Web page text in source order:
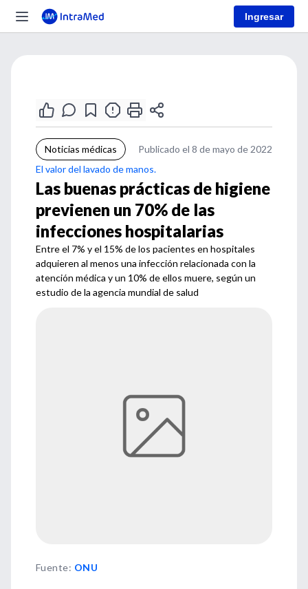
Ingresar
Noticias médicas
Publicado el 8 de mayo de 2022
El valor del lavado de manos.
Las buenas prácticas de higiene
previenen un 70% de las
infecciones hospitalarias
Entre el 7% y el 15% de los pacientes en hospitales
adquieren al menos una infección relacionada con la
atención médica y un 10% de ellos muere, según un
estudio de la agencia mundial de salud
Fuente: ONU